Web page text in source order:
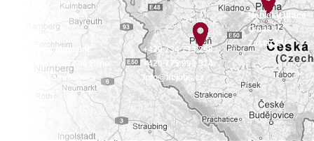
Palác Magnum
Orlí 36, 602 00 Brno
Česká republika
+420 734 713 298
+420 775 993 314
info@acjobs.cz
Nabídky práce
O nás
Zaslat CV